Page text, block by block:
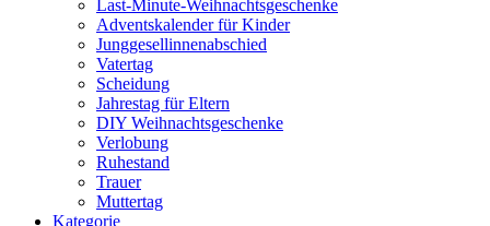
Last-Minute-Weihnachtsgeschenke
Adventskalender für Kinder
Junggesellinnenabschied
Vatertag
Scheidung
Jahrestag für Eltern
DIY Weihnachtsgeschenke
Verlobung
Ruhestand
Trauer
Muttertag
Kategorie